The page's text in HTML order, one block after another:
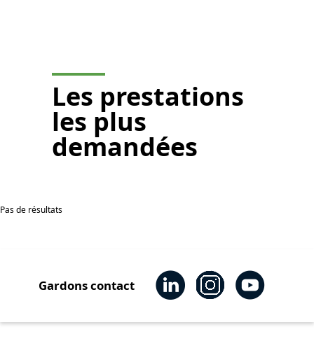
Les prestations
les plus
demandées
Pas de résultats
Gardons contact